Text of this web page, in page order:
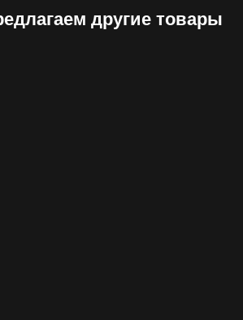
другие товары